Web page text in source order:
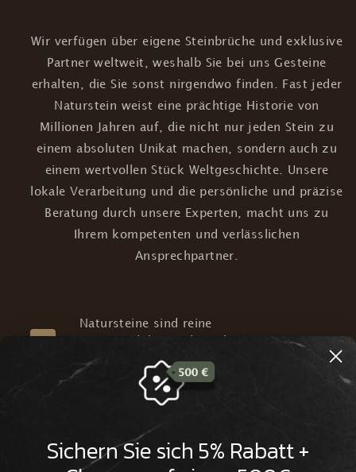
Wir verfügen über eigene Steinbrüche und exklusive
Partner weltweit, weshalb Sie bei uns Gesteine
erhalten, die Sie sonst nirgendwo finden. Fast jeder
Naturstein weist eine prächtige Historie von
Millionen Jahren auf, die nicht nur jeden Stein zu
einem absoluten Unikat machen, sondern auch zu
einem wertvollen Stück Weltgeschichte. Unsere
lokale Verarbeitung und die persönliche und präzise
Beratung durch unsere Experten, macht uns zu
Ihrem kompetenten und verlässlichen
Ansprechpartner.
Natursteine sind reine
Naturprodukte und werden von uns
nachhaltig und lokal verarbeitet
alte Natursteine aus aller Welt, die
eine beeindruckende Historie
Sichern Sie sich 5% Rabatt +